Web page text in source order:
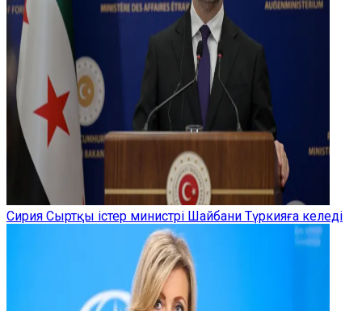
Сирия Сыртқы істер министрі Шайбани Түркияға келеді